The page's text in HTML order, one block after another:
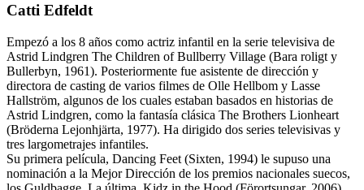
Catti Edfeldt
Empezó a los 8 años como actriz infantil en la serie televisiva de
Astrid Lindgren The Children of Bullberry Village (Bara roligt y
Bullerbyn, 1961). Posteriormente fue asistente de dirección y
directora de casting de varios filmes de Olle Hellbom y Lasse
Hallström, algunos de los cuales estaban basados en historias de
Astrid Lindgren, como la fantasía clásica The Brothers Lionheart
(Bröderna Lejonhjärta, 1977). Ha dirigido dos series televisivas y
tres largometrajes infantiles.
Su primera película, Dancing Feet (Sixten, 1994) le supuso una
nominación a la Mejor Dirección de los premios nacionales suecos,